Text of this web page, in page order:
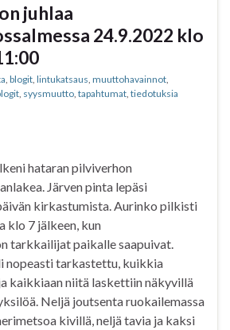
juhlaa
24.9.2022 klo
blogit lintukatsaus muuttohavainnot
syysmuutto tapahtumat tiedotuksia
hataran pilviverhon
Järven pinta lepäsi
kirkastumista. Aurinko pilkisti
klo 7 jälkeen, kun
tarkkailijat paikalle saapuivat.
nopeasti tarkastettu, kuikkia
kaikkiaan niitä laskettiin näkyvillä
Neljä joutsenta ruokailemassa
kivillä, neljä tavia ja kaksi